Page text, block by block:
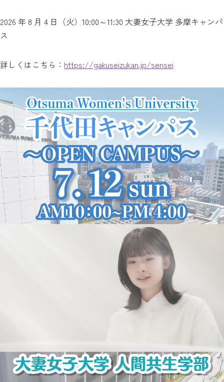
2026 年 8 月 4 日（火）10:00～11:30 大妻女子大学 多摩キャンパ
ス
詳しくはこちら： https://gakuseizukan.jp/sensei